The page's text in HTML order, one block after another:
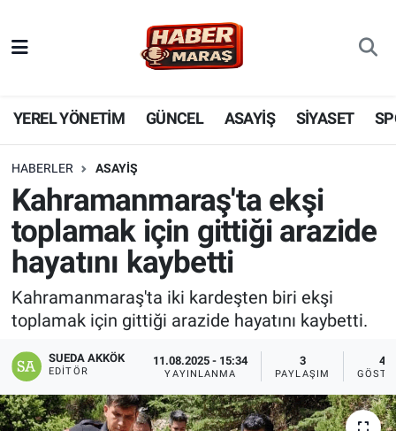
YEREL YÖNETİM GÜNCEL ASAYİŞ SİYASET
HABERLER ASAYİŞ
Kahramanmaraş'ta ekşi
toplamak için gittiği arazide
hayatını kaybetti
Kahramanmaraş'ta iki kardeşten biri ekşi
toplamak için gittiği arazide hayatını kaybetti.
SUEDA AKKÖK
EDITÖR
11.08.2025 - 15:34
YAYINLANMA
3
PAYLAŞIM
47
YEREL YÖNETİM
GÜNCEL
BİLİM VE TEKNOLOJİ
KADIN AİLE
SPOR
DÜNYA
Nöbetçi Eczaneler
Hava Durumu
Trafik Durumu
Süper Lig Puan Durumu ve Fikstür
Tüm Manşetler
Son Dakika Haberleri